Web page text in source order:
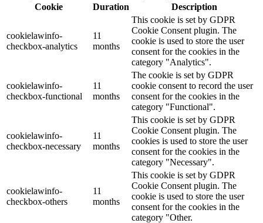
Cookie
Duration Description
cookielawinfo-
checkbox-analytics
11
months
This cookie is set by GDPR
Cookie Consent plugin. The
cookie is used to store the user
consent for the cookies in the
category "Analytics".
cookielawinfo-
checkbox-functional
11
months
The cookie is set by GDPR
cookie consent to record the user
consent for the cookies in the
category "Functional".
cookielawinfo-
checkbox-necessary
11
months
This cookie is set by GDPR
Cookie Consent plugin. The
cookies is used to store the user
consent for the cookies in the
category "Necessary".
cookielawinfo-
checkbox-others
11
months
This cookie is set by GDPR
Cookie Consent plugin. The
cookie is used to store the user
consent for the cookies in the
category "Other.